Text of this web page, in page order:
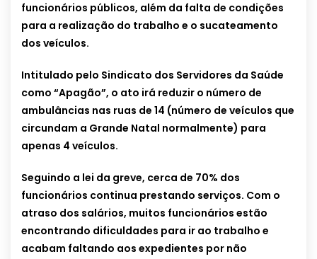
funcionários públicos, além da falta de condições
para a realização do trabalho e o sucateamento
dos veículos.
Intitulado pelo Sindicato dos Servidores da Saúde
como “Apagão”, o ato irá reduzir o número de
ambulâncias nas ruas de 14 (número de veículos que
circundam a Grande Natal normalmente) para
apenas 4 veículos.
Seguindo a lei da greve, cerca de 70% dos
funcionários continua prestando serviços. Com o
atraso dos salários, muitos funcionários estão
encontrando dificuldades para ir ao trabalho e
acabam faltando aos expedientes por não